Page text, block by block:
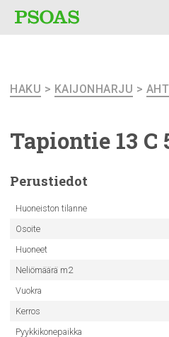
HAKU > KAIJONHARJU >
Tapiontie 13 C
Perustiedot
Huoneiston tilanne
Osoite
Huoneet
Neliömäärä m2
Vuokra
Kerros
Pyykkikonepaikka